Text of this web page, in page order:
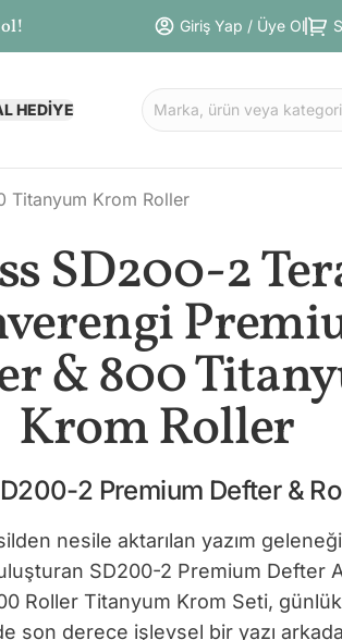
Giriş Yap / Üye Ol
HEDİYE
Titanyum Krom Roller
SD200-2
& 800
Krom Roller
2 Premium Defter &
nesile aktarılan yazım
SD200-2 Premium Defter
Roller Titanyum Krom Seti, günlük
son derece işlevsel bir yazı